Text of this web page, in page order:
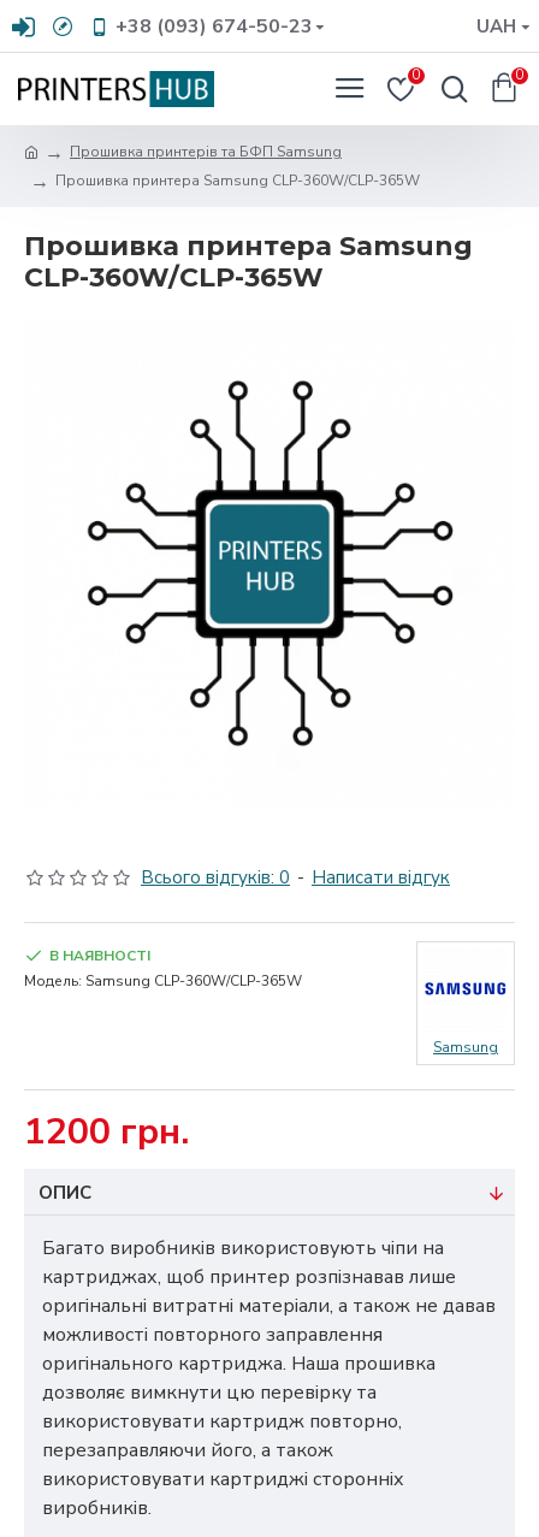
+38 (093) 674-50-23 UAH
0 0
Прошивка принтерів та БФП Samsung
Прошивка принтера Samsung CLP-360W/CLP-365W
Прошивка принтера Samsung
CLP-360W/CLP-365W
Всього відгуків: 0 - Написати відгук
1200 грн.
В НАЯВНОСТІ
Модель: Samsung CLP-360W/CLP-365W
Samsung
ОПИС
Багато виробників використовують чіпи на
картриджах, щоб принтер розпізнавав лише
оригінальні витратні матеріали, а також не давав
можливості повторного заправлення
оригінального картриджа. Наша прошивка
дозволяє вимкнути цю перевірку та
використовувати картридж повторно,
перезаправляючи його, а також
використовувати картриджі сторонніх
виробників.